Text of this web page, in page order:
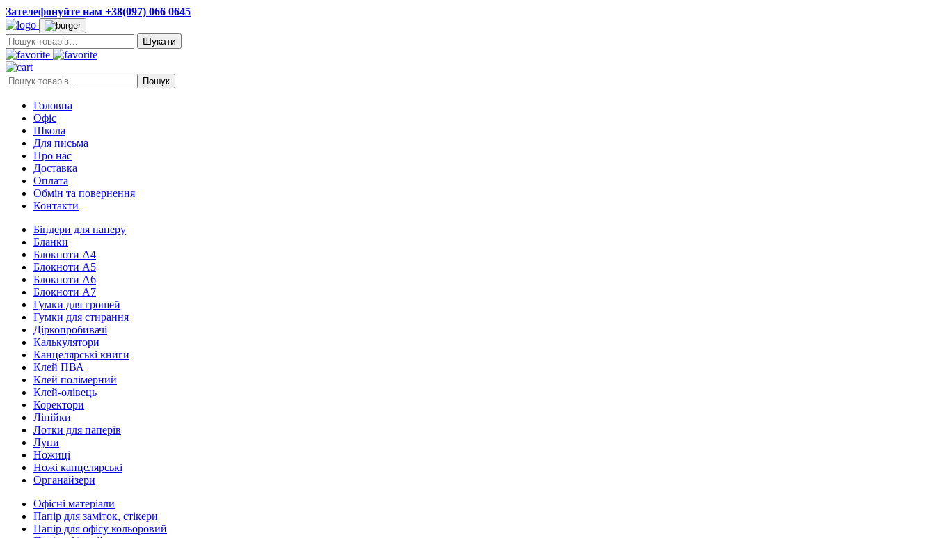
Зателефонуйте нам +38(097) 066 0645
Пошук:
Пошук: Пошук
Головна
Офіс
Школа
Для письма
Про нас
Доставка
Оплата
Обмін та повернення
Контакти
Біндери для паперу
Бланки
Блокноти А4
Блокноти А5
Блокноти А6
Блокноти А7
Гумки для грошей
Гумки для стирання
Діркопробивачі
Калькулятори
Канцелярські книги
Клей ПВА
Клей полімерний
Клей-олівець
Коректори
Лінійки
Лотки для паперів
Лупи
Ножиці
Ножі канцелярські
Органайзери
Офісні матеріали
Папір для заміток, стікери
Папір для офісу кольоровий